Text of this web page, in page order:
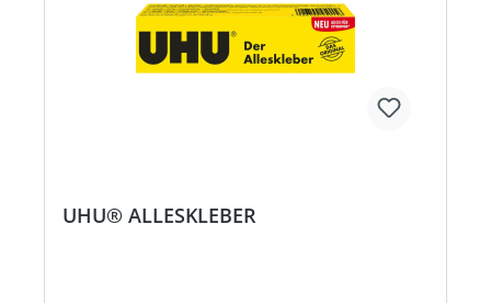
UHU® ALLESKLEBER